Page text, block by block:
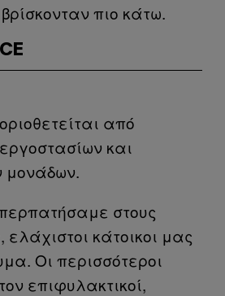
πιο κάτω.
από
και
μονάδων.
στους
κάτοικοι μας
Οι περισσότεροι
επιφυλακτικοί,